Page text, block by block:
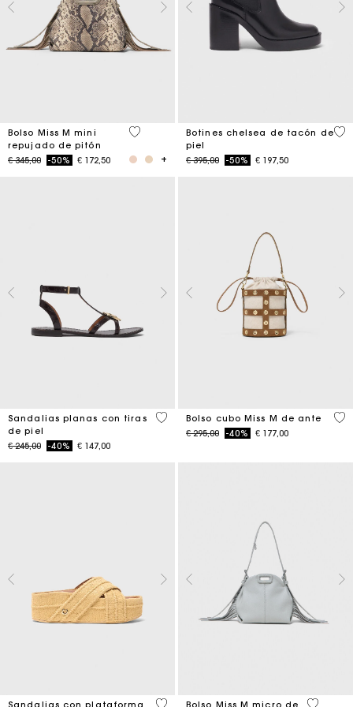
Bolso Miss M mini
repujado de pitón
Price reduced from
€ 345,00to-50% € 172,50
3,5 out of 5 Customer Rating
Botines chelsea de tacón de
piel
Price reduced from
€ 395,00to-50% € 197,50
4,4
Sandalias planas con tiras
de piel
Price reduced from
€ 245,00to-40% € 147,00
3,9 out of 5 Customer Rating
Bolso cubo Miss M de ante
Price reduced from
€ 295,00to-40% € 177,00
5
Sandalias con plataforma
3,8 out of 5 Customer Rating
Bolso Miss M micro de
5 out of